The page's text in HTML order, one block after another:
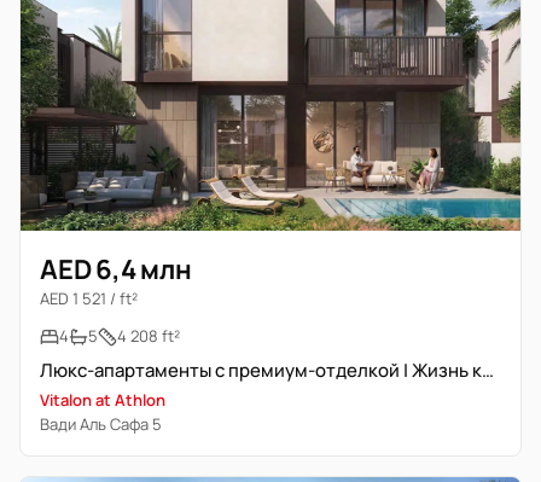
AED 6,4 млн
AED 1 521 / ft²
4
5 4 208 ft²
Люкс-апартаменты с премиум-отделкой | Жизнь класса люкс
Vitalon at Athlon
Вади Аль Сафа 5